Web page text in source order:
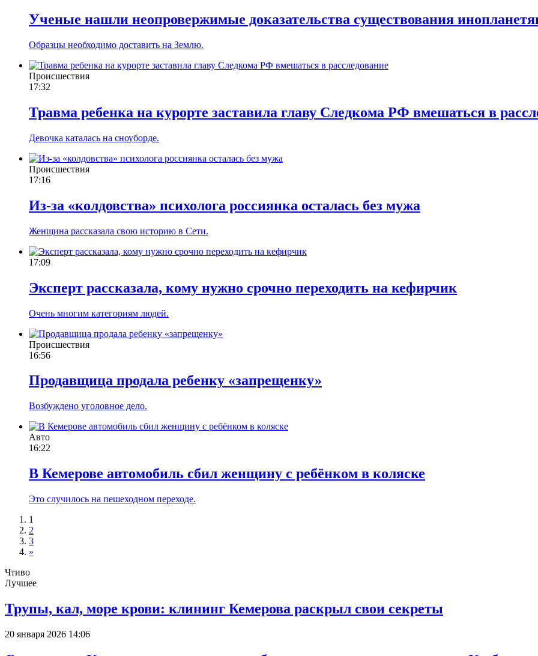
Ученые нашли неопровержимые доказательства существования
Образцы необходимо доставить на Землю.
Происшествия
17:32
Травма ребенка на курорте заставила главу Следкома РФ вмешаться в
Девочка каталась на сноуборде.
Происшествия
17:16
Из-за «колдовства» психолога россиянка осталась без мужа
Женщина рассказала свою историю в Сети.
17:09
Эксперт рассказала, кому нужно срочно переходить на кефирчик
Очень многим категориям людей.
Происшествия
16:56
Продавщица продала ребенку «запрещенку»
Возбуждено уголовное дело.
Авто
16:22
В Кемерове автомобиль сбил женщину с ребёнком в коляске
Это случилось на пешеходном переходе.
1
2
3
»
Чтиво
Лучшее
Трупы, кал, море крови: клининг Кемерова раскрыл свои секреты
20 января 2026 14:06